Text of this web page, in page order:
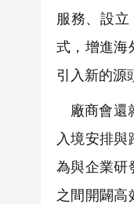
服務、設
式，增進海
引入新的源
廠商會還
入境安排與
為與企業研
之間開闢高